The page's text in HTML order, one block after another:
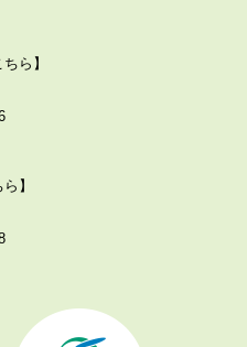
ら】
】